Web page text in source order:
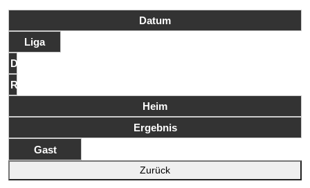
Datum
Liga
Dg
Rd
Heim
Ergebnis
Gast
Zurück